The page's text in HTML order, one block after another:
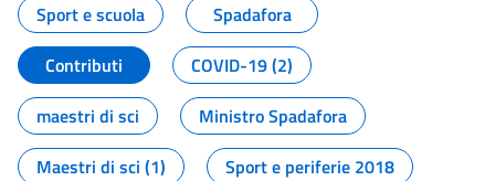
Sport e scuola
Spadafora
Contributi
COVID-19 (2)
maestri di sci
Ministro Spadafora
Maestri di sci (1)
Sport e periferie 2018